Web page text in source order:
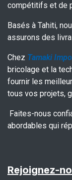
compétitifs et de
Basés à Tahiti,
assurons des
Chez Tamaki
bricolage et la
fournir les
tous vos projets,
Faites-nous
abordables qui
Rejoignez-